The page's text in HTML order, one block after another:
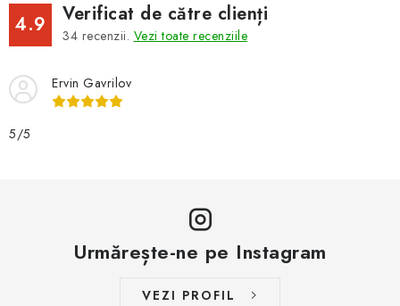
4.9 Verificat de către clienți
34 recenzii. Vezi toate recenziile
Ervin Gavrilov
5/5
Urmărește-ne pe Instagram
VEZI PROFIL